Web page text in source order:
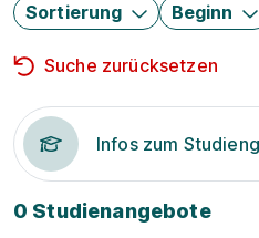
Sortierung Beginn
Suche zurücksetzen
Infos zum
0 Studienangebote